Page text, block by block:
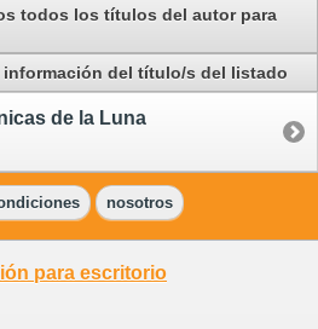
todos los títulos del autor para
información del título/s del listado
de la Luna
nosotros
para escritorio